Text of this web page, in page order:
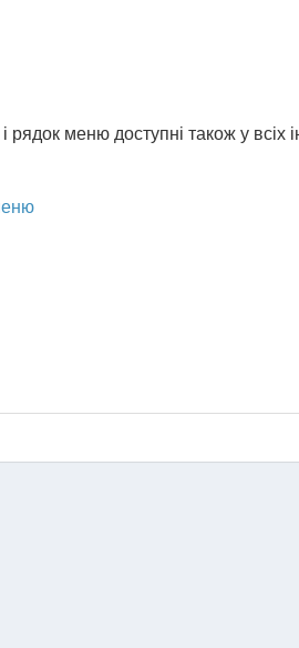
рядок меню доступні також у всіх